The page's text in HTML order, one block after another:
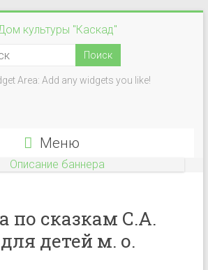
Area: Add any widgets you like!
Меню
по сказкам С.А.
детей м. о.